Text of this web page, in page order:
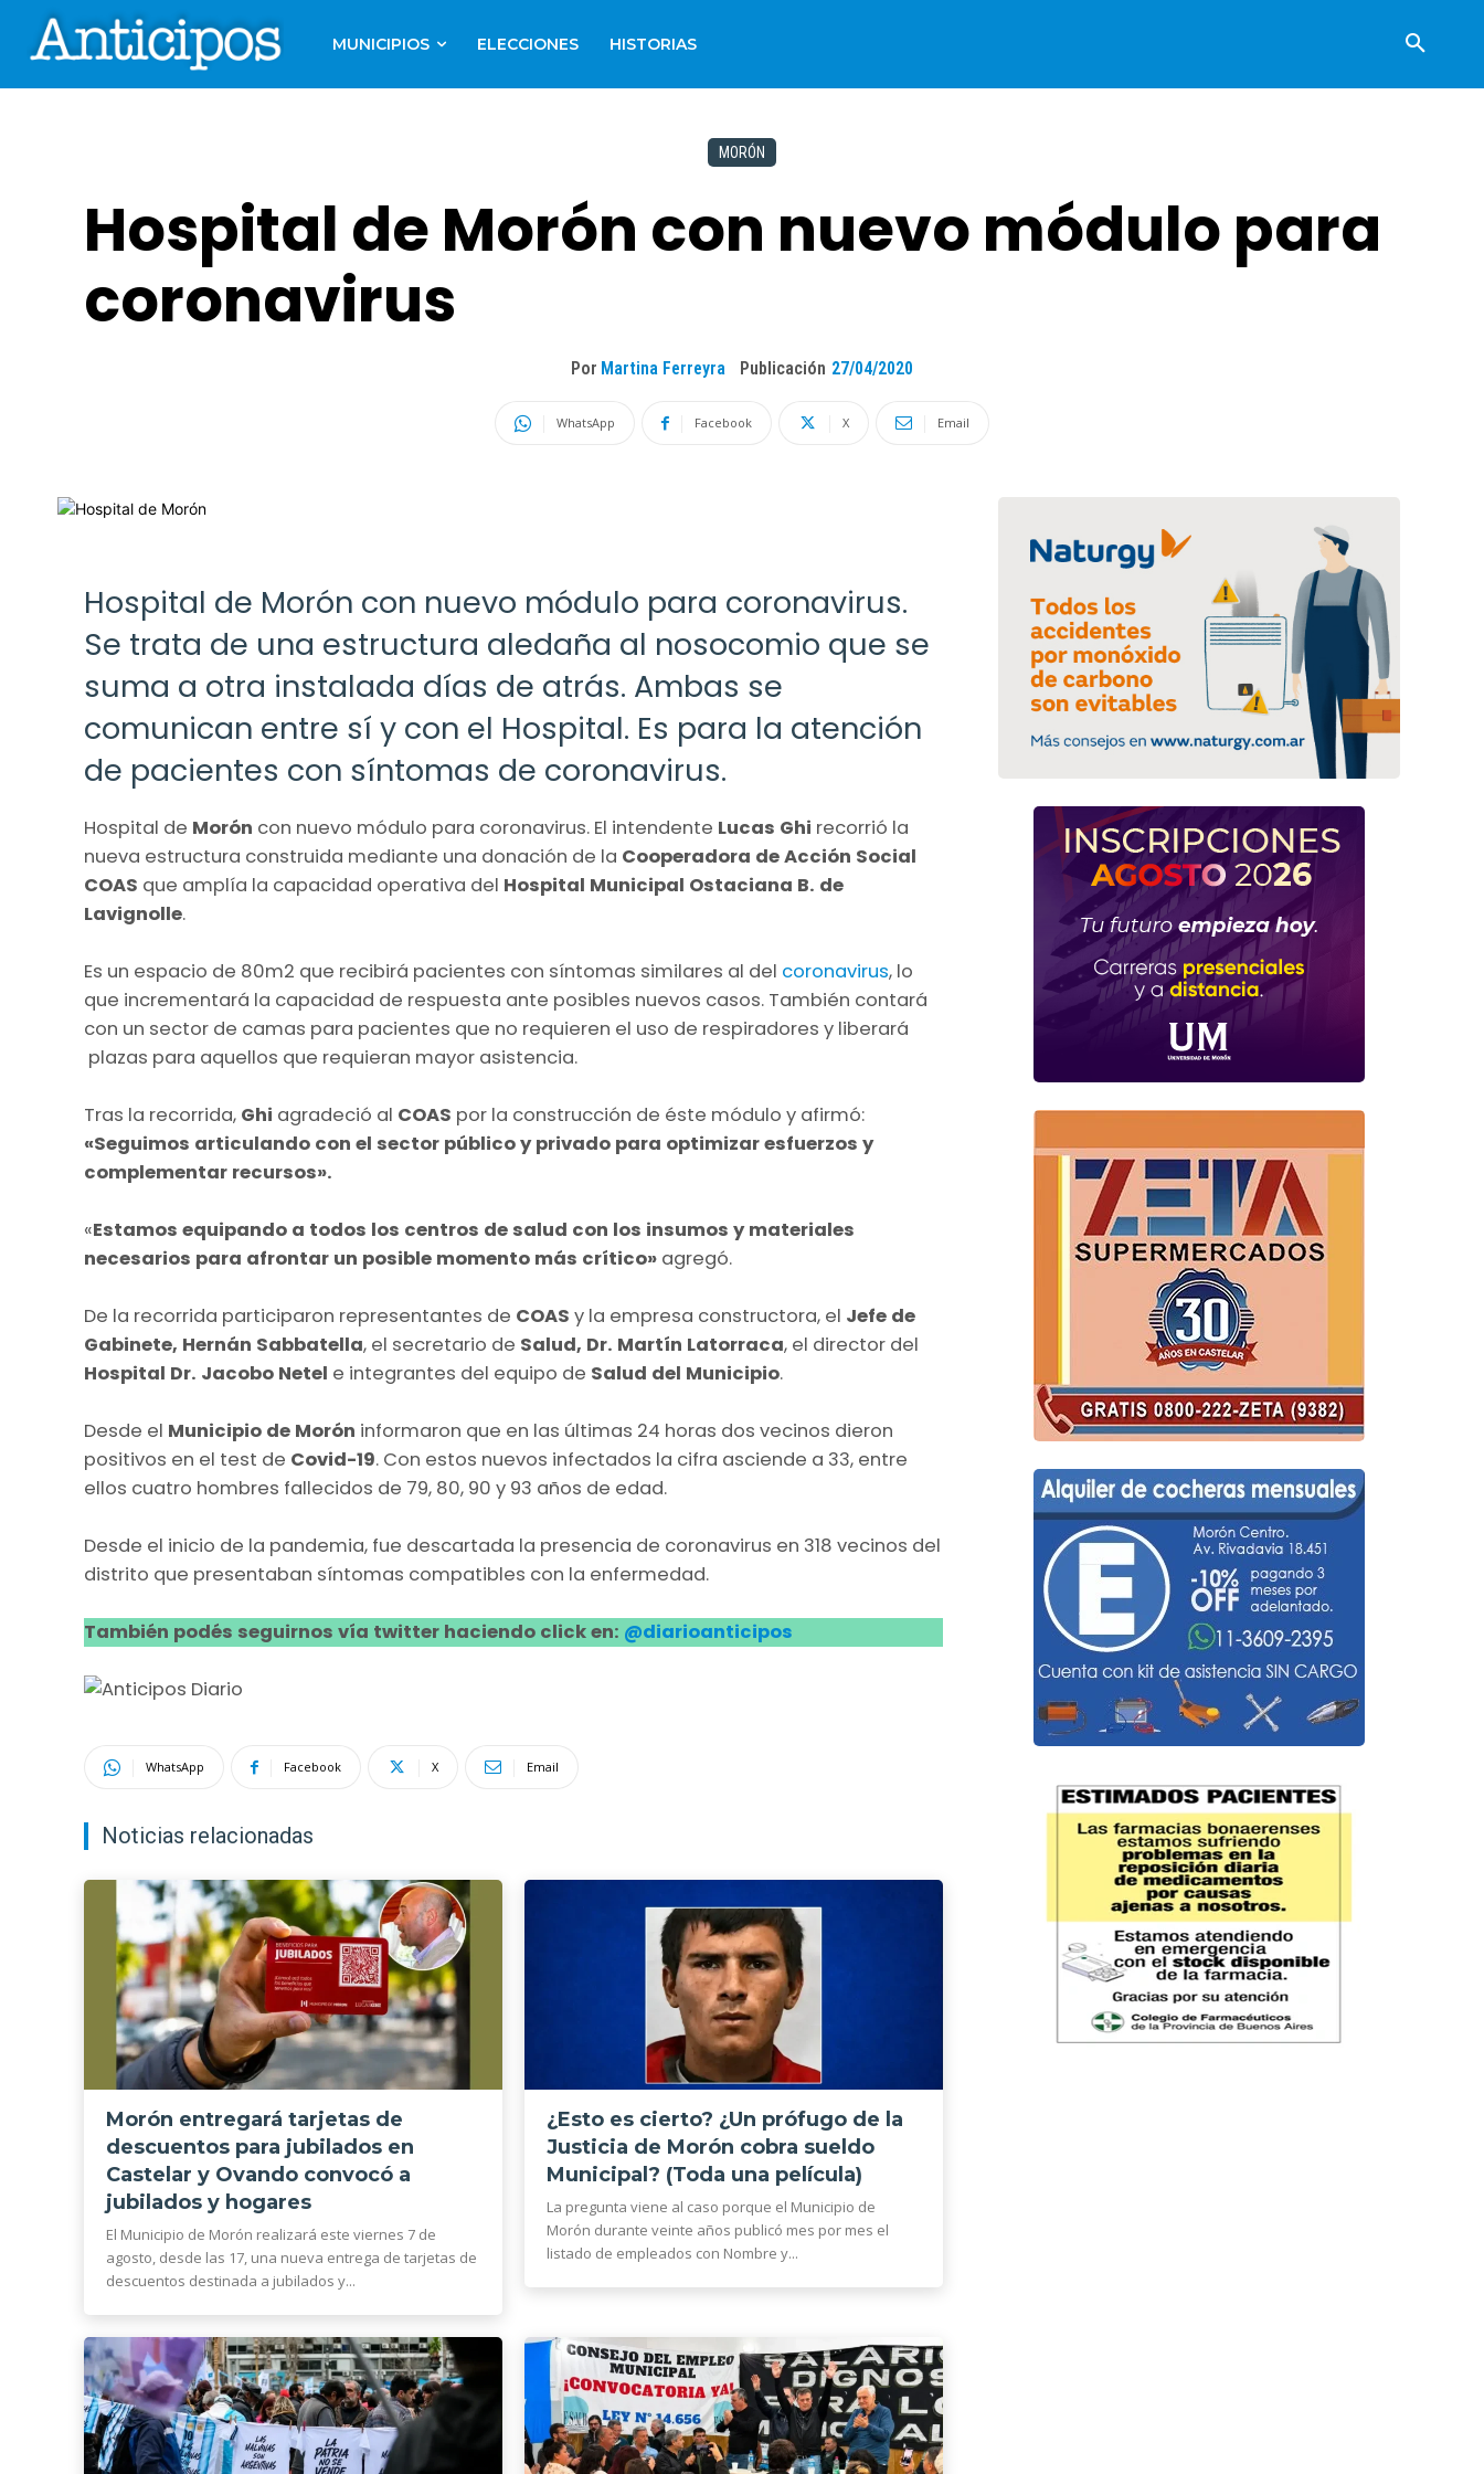
MUNICIPIOS ELECCIONES HISTORIAS
MORÓN
Hospital de Morón con nuevo módulo para
coronavirus
Por Martina Ferreyra Publicación 27/04/2020
WhatsApp Facebook X Email
Hospital de Morón con nuevo módulo para coronavirus.
Se trata de una estructura aledaña al nosocomio que se
suma a otra instalada días de atrás. Ambas se
comunican entre sí y con el Hospital. Es para la atención
de pacientes con síntomas de coronavirus.
Hospital de Morón con nuevo módulo para coronavirus. El intendente Lucas Ghi recorrió la
nueva estructura construida mediante una donación de la Cooperadora de Acción Social
COAS que amplía la capacidad operativa del Hospital Municipal Ostaciana B. de
Lavignolle.
Es un espacio de 80m2 que recibirá pacientes con síntomas similares al del coronavirus, lo
que incrementará la capacidad de respuesta ante posibles nuevos casos. También contará
con un sector de camas para pacientes que no requieren el uso de respiradores y liberará
plazas para aquellos que requieran mayor asistencia.
Tras la recorrida, Ghi agradeció al COAS por la construcción de éste módulo y afirmó:
«Seguimos articulando con el sector público y privado para optimizar esfuerzos y
complementar recursos».
«Estamos equipando a todos los centros de salud con los insumos y materiales
necesarios para afrontar un posible momento más crítico» agregó.
De la recorrida participaron representantes de COAS y la empresa constructora, el Jefe de
Gabinete, Hernán Sabbatella, el secretario de Salud, Dr. Martín Latorraca, el director del
Hospital Dr. Jacobo Netel e integrantes del equipo de Salud del Municipio.
Desde el Municipio de Morón informaron que en las últimas 24 horas dos vecinos dieron
positivos en el test de Covid-19. Con estos nuevos infectados la cifra asciende a 33, entre
ellos cuatro hombres fallecidos de 79, 80, 90 y 93 años de edad.
Desde el inicio de la pandemia, fue descartada la presencia de coronavirus en 318 vecinos del
distrito que presentaban síntomas compatibles con la enfermedad.
También podés seguirnos vía twitter haciendo click en: @diarioanticipos
WhatsApp Facebook X Email
Noticias relacionadas
Morón entregará tarjetas de
descuentos para jubilados en
Castelar y Ovando convocó a
jubilados y hogares
El Municipio de Morón realizará este viernes 7 de
agosto, desde las 17, una nueva entrega de tarjetas de
descuentos destinada a jubilados y...
¿Esto es cierto? ¿Un prófugo de la
Justicia de Morón cobra sueldo
Municipal? (Toda una película)
La pregunta viene al caso porque el Municipio de
Morón durante veinte años publicó mes por mes el
listado de empleados con Nombre y...